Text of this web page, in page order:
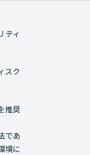
ティ
スク
推奨
であ
境に